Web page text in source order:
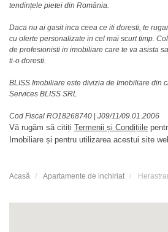
tendințele pietei din România.
Daca nu ai gasit inca ceea ce iti doresti, te
cu oferte personalizate in cel mai scurt timp.
de profesionisti in imobiliare care te va asista
ti-o doresti.
BLISS Imobiliare este divizia de Imobiliare din
Services BLISS SRL
Cod Fiscal RO18268740 | J09/11/09.01.2006
Vă rugăm să citiți Termenii și Condițiile
Imobiliare și pentru utilizarea acestui site
Acasă Apartamente de inchiriat